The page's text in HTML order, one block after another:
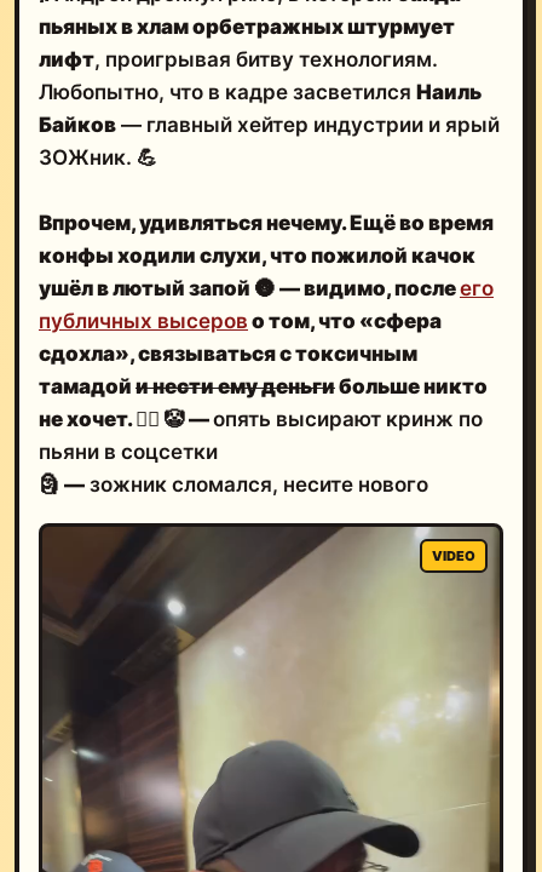
пьяных в хлам орбетражных штурмует
лифт, проигрывая битву технологиям.
Любопытно, что в кадре засветился Наиль
Байков — главный хейтер индустрии и ярый
ЗОЖник. 💪
Впрочем, удивляться нечему. Ещё во время
конфы ходили слухи, что пожилой качок
ушёл в лютый запой 🌚 — видимо, послеего
публичных высеров о том, что «сфера
сдохла»,связываться с токсичным
тамадой и нести ему деньгибольше никто
не хочет.🤷‍♂️ 🤡 —опять высирают кринж по
пьяни в соцсетки
🗿 — зожник сломался, несите нового